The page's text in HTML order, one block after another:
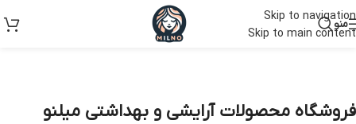
Skip to navigation
Skip to main content
منو
فروشگاه محصولات آرایشی و بهداشتی میلنو